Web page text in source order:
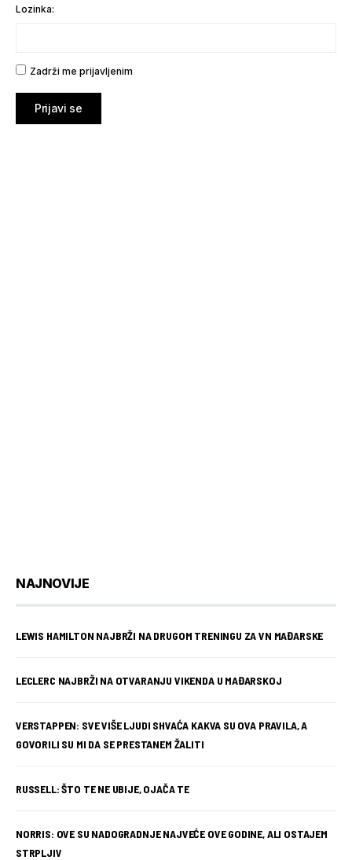
Lozinka:
Zadrži me prijavljenim
Prijavi se
NAJNOVIJE
LEWIS HAMILTON NAJBRŽI NA DRUGOM TRENINGU ZA VN MAĐARSKE
LECLERC NAJBRŽI NA OTVARANJU VIKENDA U MAĐARSKOJ
VERSTAPPEN: SVE VIŠE LJUDI SHVAĆA KAKVA SU OVA PRAVILA, A
GOVORILI SU MI DA SE PRESTANEM ŽALITI
RUSSELL: ŠTO TE NE UBIJE, OJAČA TE
NORRIS: OVE SU NADOGRADNJE NAJVEĆE OVE GODINE, ALI OSTAJEM
STRPLJIV